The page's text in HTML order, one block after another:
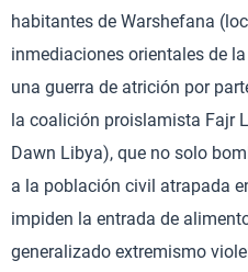
habitantes de Warshefana
inmediaciones orientales de
una guerra de atrición por
la coalición proislamista Fajr
Dawn Libya), que no solo
a la población civil atrapada
impiden la entrada de
generalizado extremismo